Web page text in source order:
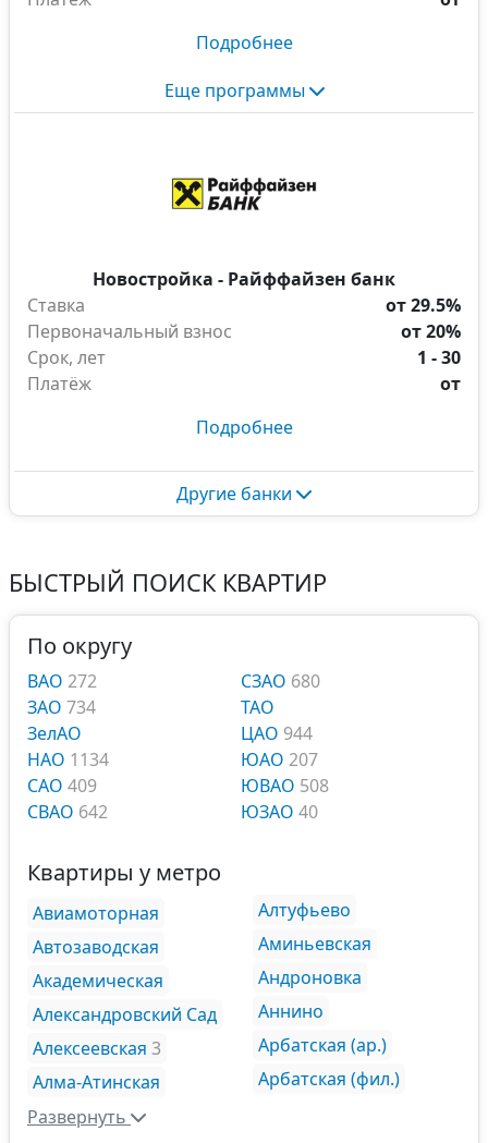
Подробнее
Еще программы
Новостройка - Райффайзен банк
Ставка
от 29.5%
Первоначальный взнос
от 20%
Срок, лет
1 - 30
Платёж
от
Подробнее
Другие банки
БЫСТРЫЙ ПОИСК КВАРТИР
По округу
ВАО 272
ЗАО 734
ЗелАО
НАО 1134
САО 409
СВАО 642
СЗАО 680
ТАО
ЦАО 944
ЮАО 207
ЮВАО 508
ЮЗАО 40
Квартиры у метро
Авиамоторная
Автозаводская
Академическая
Александровский Сад
Алексеевская 3
Алма-Атинская
Алтуфьево
Аминьевская
Андроновка
Аннино
Арбатская (ар.)
Арбатская (фил.)
Развернуть